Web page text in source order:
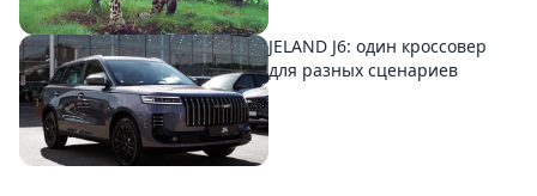
JELAND J6: один кроссовер
для разных сценариев